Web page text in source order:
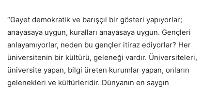
“Gayet demokratik ve barışçıl bir gösteri yapıyorlar;
anayasaya uygun, kuralları anayasaya uygun. Gençleri
anlayamıyorlar, neden bu gençler itiraz ediyorlar? Her
üniversitenin bir kültürü, geleneği vardır. Üniversiteleri,
üniversite yapan, bilgi üreten kurumlar yapan, onların
gelenekleri ve kültürleridir. Dünyanın en saygın